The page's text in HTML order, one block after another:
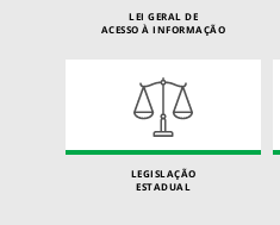
LEI GERAL DE
ACESSO À INFORMAÇÃO
LEGISLAÇÃO
ESTADUAL